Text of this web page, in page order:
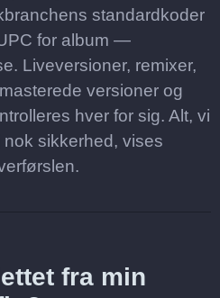
standardkoder
for album —
Liveversioner, remixer,
versioner og
hver for sig. Alt, vi
sikkerhed, vises
fra min